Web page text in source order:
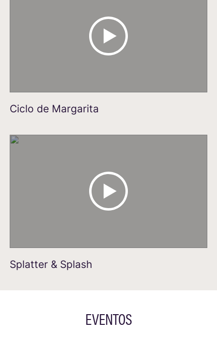
Ciclo de Margarita
Splatter & Splash
EVENTOS